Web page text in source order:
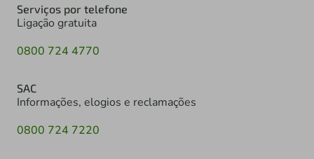
Serviços por telefone
Ligação gratuita
0800 724 4770
SAC
Informações, elogios e reclamações
0800 724 7220